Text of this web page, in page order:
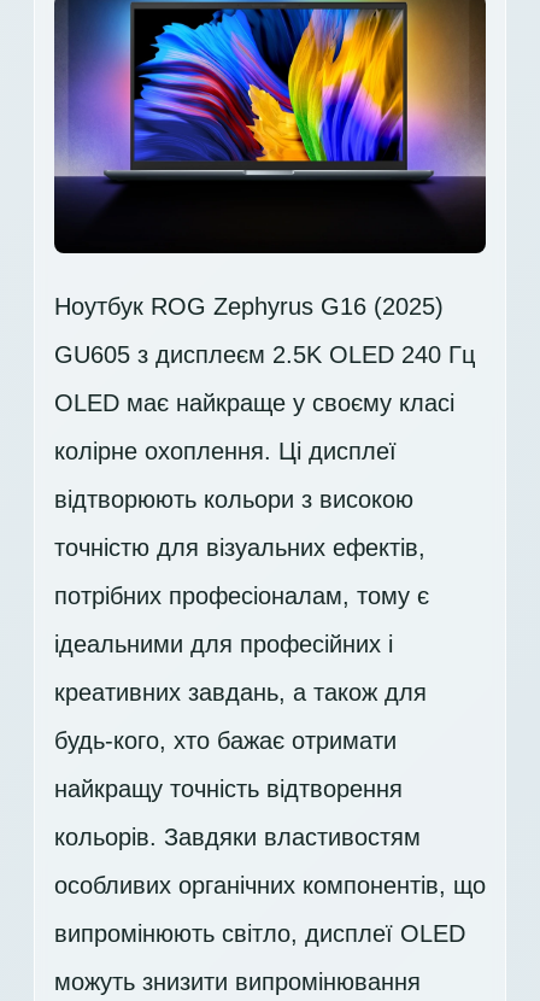
Ноутбук ROG Zephyrus G16 (2025)
GU605 з дисплеєм 2.5K OLED 240 Гц
OLED має найкраще у своєму класі
колірне охоплення. Ці дисплеї
відтворюють кольори з високою
точністю для візуальних ефектів,
потрібних професіоналам, тому є
ідеальними для професійних і
креативних завдань, а також для
будь-кого, хто бажає отримати
найкращу точність відтворення
кольорів. Завдяки властивостям
особливих органічних компонентів, що
випромінюють світло, дисплеї OLED
можуть знизити випромінювання